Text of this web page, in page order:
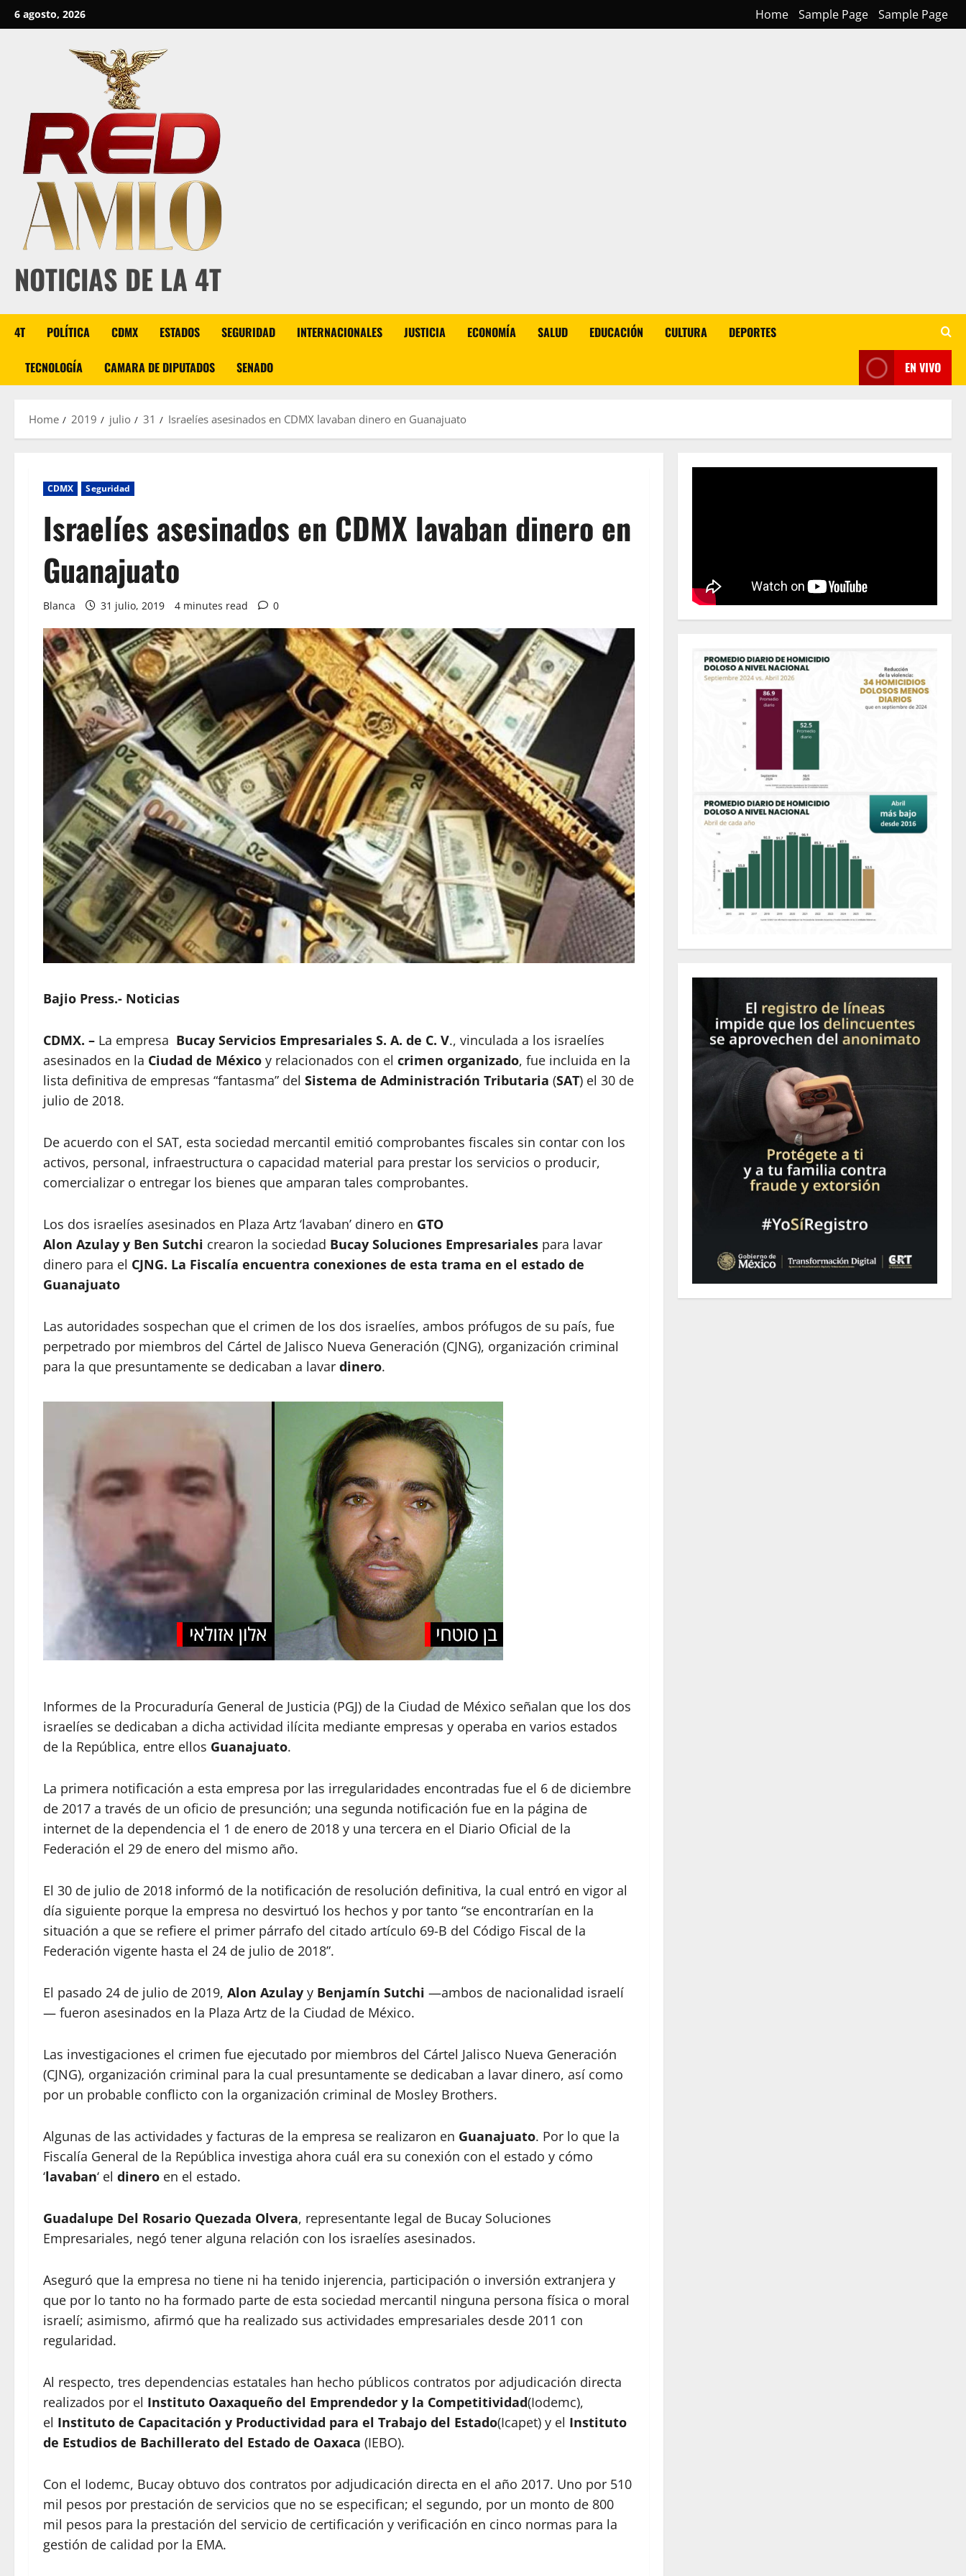
Skip
to
6 agosto, 2026 Home Sample Page Sample Page
NOTICIAS DE LA 4T
4T POLÍTICA CDMX ESTADOS SEGURIDAD INTERNACIONALES JUSTICIA ECONOMÍA SALUD EDUCACIÓN CULTURA DEPORTES
TECNOLOGÍA CAMARA DE DIPUTADOS SENADO EN VIVO
Home 2019 julio 31 Israelíes asesinados en CDMX lavaban dinero en Guanajuato
CDMX Seguridad
Israelíes asesinados en CDMX lavaban dinero en
Guanajuato
Blanca 31 julio, 2019 4 minutes read 0
Bajio Press.- Noticias
CDMX. – La empresa Bucay Servicios Empresariales S. A. de C. V., vinculada a los israelíes
asesinados en la Ciudad de México y relacionados con el crimen organizado, fue incluida en la
lista definitiva de empresas “fantasma” del Sistema de Administración Tributaria (SAT) el 30 de
julio de 2018.
De acuerdo con el SAT, esta sociedad mercantil emitió comprobantes fiscales sin contar con los
activos, personal, infraestructura o capacidad material para prestar los servicios o producir,
comercializar o entregar los bienes que amparan tales comprobantes.
Los dos israelíes asesinados en Plaza Artz ‘lavaban’ dinero en GTO
Alon Azulay y Ben Sutchi crearon la sociedad Bucay Soluciones Empresariales para lavar
dinero para el CJNG. La Fiscalía encuentra conexiones de esta trama en el estado de
Guanajuato
Las autoridades sospechan que el crimen de los dos israelíes, ambos prófugos de su país, fue
perpetrado por miembros del Cártel de Jalisco Nueva Generación (CJNG), organización criminal
para la que presuntamente se dedicaban a lavar dinero.
Informes de la Procuraduría General de Justicia (PGJ) de la Ciudad de México señalan que los dos
israelíes se dedicaban a dicha actividad ilícita mediante empresas y operaba en varios estados
de la República, entre ellos Guanajuato.
La primera notificación a esta empresa por las irregularidades encontradas fue el 6 de diciembre
de 2017 a través de un oficio de presunción; una segunda notificación fue en la página de
internet de la dependencia el 1 de enero de 2018 y una tercera en el Diario Oficial de la
Federación el 29 de enero del mismo año.
El 30 de julio de 2018 informó de la notificación de resolución definitiva, la cual entró en vigor al
día siguiente porque la empresa no desvirtuó los hechos y por tanto “se encontrarían en la
situación a que se refiere el primer párrafo del citado artículo 69-B del Código Fiscal de la
Federación vigente hasta el 24 de julio de 2018”.
El pasado 24 de julio de 2019, Alon Azulay y Benjamín Sutchi —ambos de nacionalidad israelí
— fueron asesinados en la Plaza Artz de la Ciudad de México.
Las investigaciones el crimen fue ejecutado por miembros del Cártel Jalisco Nueva Generación
(CJNG), organización criminal para la cual presuntamente se dedicaban a lavar dinero, así como
por un probable conflicto con la organización criminal de Mosley Brothers.
Algunas de las actividades y facturas de la empresa se realizaron en Guanajuato. Por lo que la
Fiscalía General de la República investiga ahora cuál era su conexión con el estado y cómo
‘lavaban‘ el dinero en el estado.
Guadalupe Del Rosario Quezada Olvera, representante legal de Bucay Soluciones
Empresariales, negó tener alguna relación con los israelíes asesinados.
Aseguró que la empresa no tiene ni ha tenido injerencia, participación o inversión extranjera y
que por lo tanto no ha formado parte de esta sociedad mercantil ninguna persona física o moral
israelí; asimismo, afirmó que ha realizado sus actividades empresariales desde 2011 con
regularidad.
Al respecto, tres dependencias estatales han hecho públicos contratos por adjudicación directa
realizados por el Instituto Oaxaqueño del Emprendedor y la Competitividad(Iodemc),
el Instituto de Capacitación y Productividad para el Trabajo del Estado(Icapet) y el Instituto
de Estudios de Bachillerato del Estado de Oaxaca (IEBO).
Con el Iodemc, Bucay obtuvo dos contratos por adjudicación directa en el año 2017. Uno por 510
mil pesos por prestación de servicios que no se especifican; el segundo, por un monto de 800
mil pesos para la prestación del servicio de certificación y verificación en cinco normas para la
gestión de calidad por la EMA.